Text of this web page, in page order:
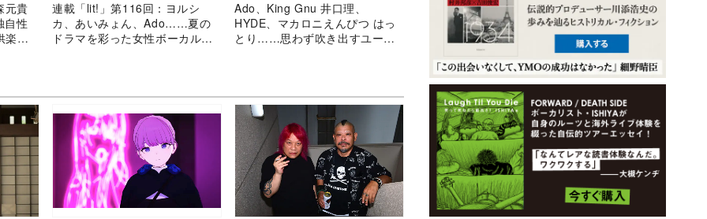
元貴
自性
楽曲
連載「lit!」第116回：ヨルシ
カ、あいみょん、Ado……夏の
ドラマを彩った女性ボーカル主
Ado、King Gnu 井口理、
HYDE、マカロニえんぴつ はっ
とり……思わず吹き出すユーモ